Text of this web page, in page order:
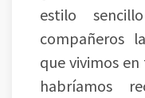
estilo
compañeros
que vivimos
habríamos